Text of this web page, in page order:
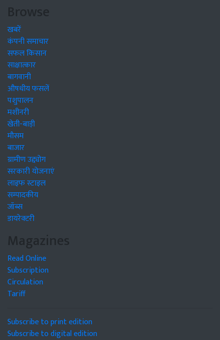
Browse
खबरें
कंपनी समाचार
सफल किसान
साक्षात्कार
बागवानी
औषधीय फसलें
पशुपालन
मशीनरी
खेती-बाड़ी
मौसम
बाजार
ग्रामीण उद्द्योग
सरकारी योजनाएं
लाइफ स्टाइल
सम्पादकीय
जॉब्स
डायरेक्टरी
Magazines
Read Online
Subscription
Circulation
Tariff
Subscribe to print edition
Subscribe to digital edition